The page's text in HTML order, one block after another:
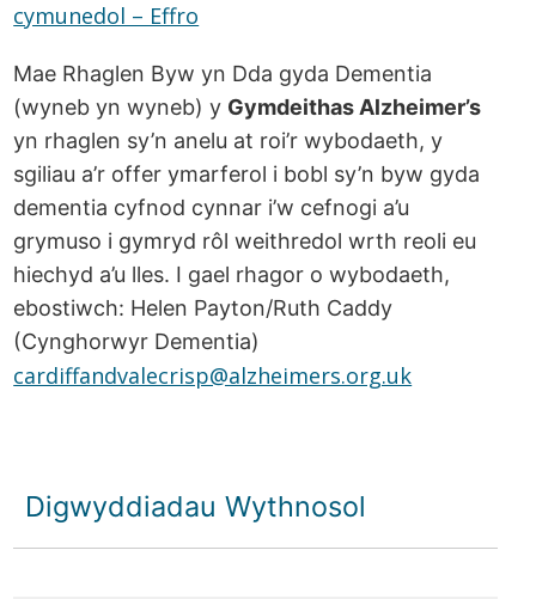
cymunedol – Effro
Mae Rhaglen Byw yn Dda gyda Dementia
(wyneb yn wyneb) y Gymdeithas Alzheimer’s
yn rhaglen sy’n anelu at roi’r wybodaeth, y
sgiliau a’r offer ymarferol i bobl sy’n byw gyda
dementia cyfnod cynnar i’w cefnogi a’u
grymuso i gymryd rôl weithredol wrth reoli eu
hiechyd a’u lles. I gael rhagor o wybodaeth,
ebostiwch: Helen Payton/Ruth Caddy
(Cynghorwyr Dementia)
cardiffandvalecrisp@alzheimers.org.uk
Digwyddiadau Wythnosol